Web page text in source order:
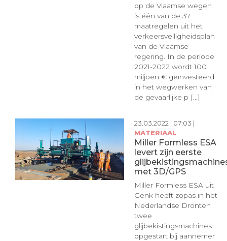
op de Vlaamse wegen
is één van de 37
maatregelen uit het
verkeersveiligheidsplan
van de Vlaamse
regering. In de periode
2021-2022 wordt 100
miljoen € geïnvesteerd
in het wegwerken van
de gevaarlijke p [...]
23.03.2022 | 07:03 |
MATERIAAL
Miller Formless ESA
levert zijn eerste
met 3D/GPS
Miller Formless ESA uit
Genk heeft zopas in het
Nederlandse Dronten
twee
glijbekistingsmachines
opgestart bij aannemer